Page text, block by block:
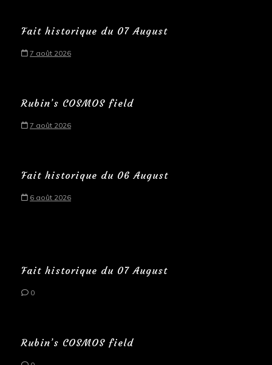
Fait historique du 07 August
7 août 2026
Rubin’s COSMOS field
7 août 2026
Fait historique du 06 August
6 août 2026
Fait historique du 07 August
0
Rubin’s COSMOS field